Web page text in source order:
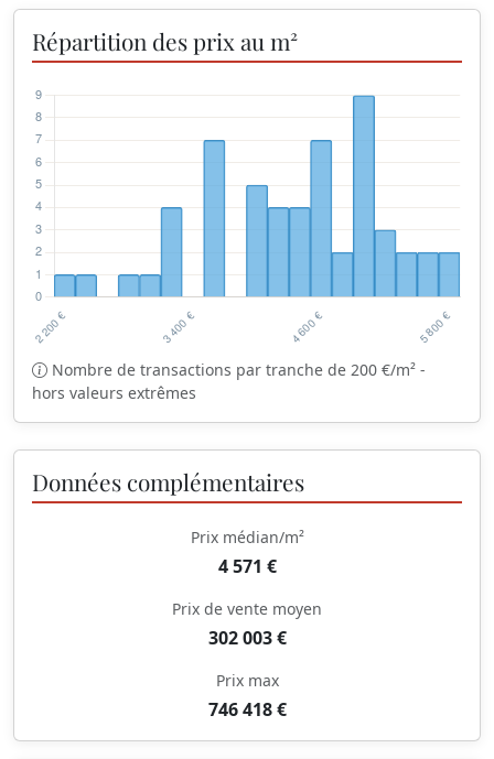
Répartition des prix au m²
Nombre de transactions par tranche de 200 €/m² -
hors valeurs extrêmes
Données complémentaires
Prix médian/m²
4 571 €
Prix de vente moyen
302 003 €
Prix max
746 418 €